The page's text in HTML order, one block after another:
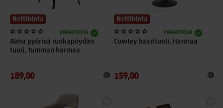
Nettihinta
VARASTOSSA
Alma pyörivä ruokapöydän
tuoli, Tumman harmaa
189,00
Nettihinta
VARASTOSSA
Cowley baarituoli, Harmaa
159,00